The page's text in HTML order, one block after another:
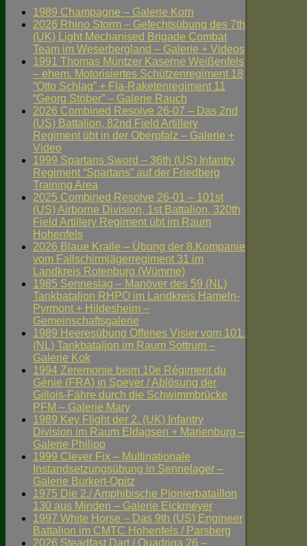
1989 Champagne – Galerie Korn
2026 Rhino Storm – Gefechtsübung des 7th
(UK) Light Mechanised Brigade Combat
Team im Weserbergland – Galerie + Videos
1991 Thomas Müntzer Kaserne Weißenfels
– ehem. Motorisiertes Schützenregiment 18
“Otto Schlag” + Fla-Raketenregiment 11
“Georg Stöber” – Galerie Rauch
2026 Combined Resolve 26-07 – Das 2nd
(US) Battalion, 82nd Field Artillery
Regiment übt in der Oberpfalz – Galerie +
Video
1999 Spartans Sword – 36th (US) Infantry
Regiment “Spartans” auf der Friedberg
Training Area
2025 Combined Resolve 26-01 – 101st
(US) Airborne Division, 1st Battalion, 320th
Field Artillery Regiment übt im Raum
Hohenfels
2026 Blaue Kralle – Übung der 8.Kompanie
vom Fallschirmjägerregiment 31 im
Landkreis Rotenburg (Wümme)
1985 Senneslag – Manöver des 59 (NL)
Tankbataljon RHPO im Landkreis Hameln-
Pyrmont + Hildesheim –
Gemeinschaftsgalerie
1989 Heeresübung Offenes Visier vom 101.
(NL) Tankbataljon im Raum Sottrum –
Galerie Kok
1994 Zeremonie beim 10e Régiment du
Génie (FRA) in Speyer / Ablösung der
Gillois-Fähre durch die Schwimmbrücke
PFM – Galerie Mary
1989 Key Flight der 2. (UK) Infantry
Division im Raum Eldagsen + Marienburg –
Galerie Philipp
1999 Clever Fix – Multinationale
Instandsetzungsübung in Sennelager –
Galerie Burkert-Opitz
1975 Die 2./ Amphibische Pionierbataillon
130 aus Minden – Galerie Eickmeyer
1997 White Horse – Das 9th (US) Engineer
Battalion im CMTC Hohenfels / Parsberg
2026 Steadfast Dart / Quadriga 26 –